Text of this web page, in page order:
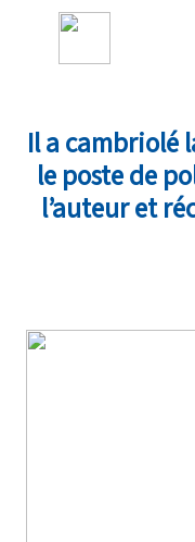
Il a cambriolé
le poste de
l’auteur et